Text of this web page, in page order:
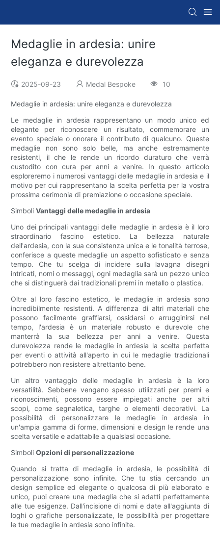
Medaglie in ardesia: unire
eleganza e durevolezza
2025-09-23 Medal Bespoke 10
Medaglie in ardesia: unire eleganza e durevolezza
Le medaglie in ardesia rappresentano un modo unico ed
elegante per riconoscere un risultato, commemorare un
evento speciale o onorare il contributo di qualcuno. Queste
medaglie non sono solo belle, ma anche estremamente
resistenti, il che le rende un ricordo duraturo che verrà
custodito con cura per anni a venire. In questo articolo
esploreremo i numerosi vantaggi delle medaglie in ardesia e il
motivo per cui rappresentano la scelta perfetta per la vostra
prossima cerimonia di premiazione o occasione speciale.
SimboliVantaggi delle medaglie in ardesia
Uno dei principali vantaggi delle medaglie in ardesia è il loro
straordinario fascino estetico. La bellezza naturale
dell'ardesia, con la sua consistenza unica e le tonalità terrose,
conferisce a queste medaglie un aspetto sofisticato e senza
tempo. Che tu scelga di incidere sulla lavagna disegni
intricati, nomi o messaggi, ogni medaglia sarà un pezzo unico
che si distinguerà dai tradizionali premi in metallo o plastica.
Oltre al loro fascino estetico, le medaglie in ardesia sono
incredibilmente resistenti. A differenza di altri materiali che
possono facilmente graffiarsi, ossidarsi o arrugginirsi nel
tempo, l'ardesia è un materiale robusto e durevole che
manterrà la sua bellezza per anni a venire. Questa
durevolezza rende le medaglie in ardesia la scelta perfetta
per eventi o attività all'aperto in cui le medaglie tradizionali
potrebbero non resistere altrettanto bene.
Un altro vantaggio delle medaglie in ardesia è la loro
versatilità. Sebbene vengano spesso utilizzati per premi e
riconoscimenti, possono essere impiegati anche per altri
scopi, come segnaletica, targhe o elementi decorativi. La
possibilità di personalizzare le medaglie in ardesia in
un'ampia gamma di forme, dimensioni e design le rende una
scelta versatile e adattabile a qualsiasi occasione.
SimboliOpzioni di personalizzazione
Quando si tratta di medaglie in ardesia, le possibilità di
personalizzazione sono infinite. Che tu stia cercando un
design semplice ed elegante o qualcosa di più elaborato e
unico, puoi creare una medaglia che si adatti perfettamente
alle tue esigenze. Dall'incisione di nomi e date all'aggiunta di
loghi o grafiche personalizzate, le possibilità per progettare
le tue medaglie in ardesia sono infinite.